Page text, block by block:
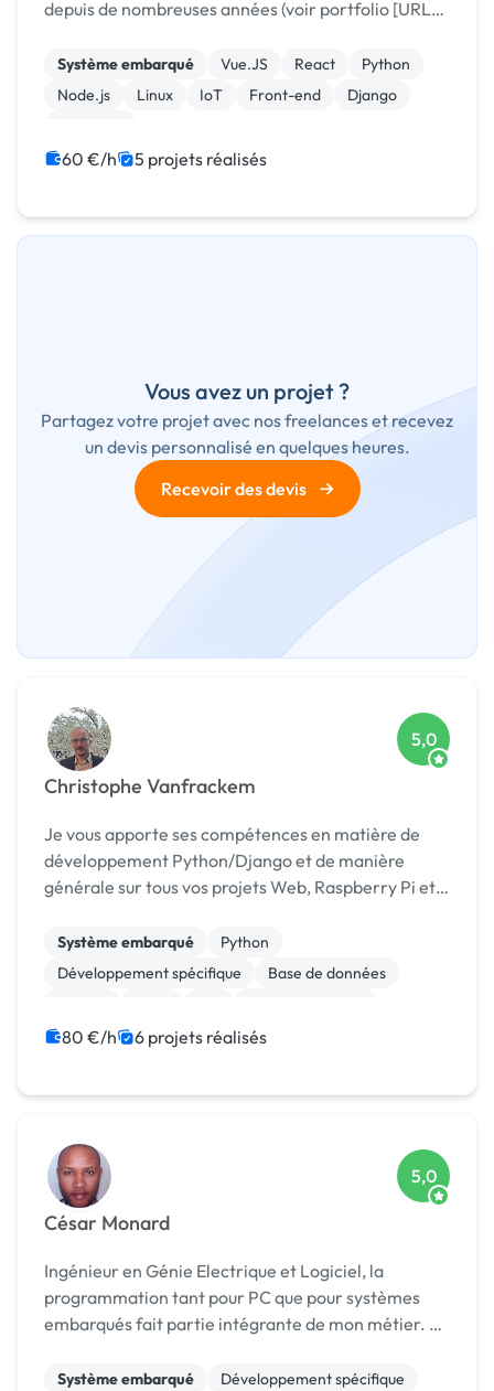
depuis de nombreuses années (voir portfolio [URL
Système embarqué Vue.JS React
Python
Node.js
Linux IoT Front-end
Django
60 €/h 5 projets réalisés
Vous avez un projet ?
Partagez votre projet avec nos freelances et recevez
un devis personnalisé en quelques heures.
Recevoir des devis
→
Christophe Vanfrackem
5,0
Je vous apporte ses compétences en matière de
développement Python/Django et de manière
générale sur tous vos projets Web, Raspberry Pi et
pour suivre toute la chaîne de réalisation d'un proj...
Système embarqué
Python
Développement spécifique
Base de données
Back-end
Docker
80 €/h 6 projets réalisés
César Monard
5,0
Ingénieur en Génie Electrique et Logiciel, la
programmation tant pour PC que pour systèmes
embarqués fait partie intégrante de mon métier. Je
des applications aussi bien pour les tâches au bu...
Système embarqué
Développement spécifique